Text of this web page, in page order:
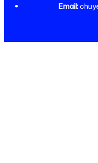
Email: